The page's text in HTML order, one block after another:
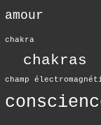
amour
chakra
chakras
champ